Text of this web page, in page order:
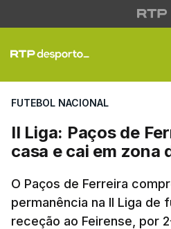
II Liga:
FUTEBOL NACIONAL
II Liga: Paços de
casa e cai em zona
O Paços de Ferreira
permanência na II Liga de
receção ao Feirense, por